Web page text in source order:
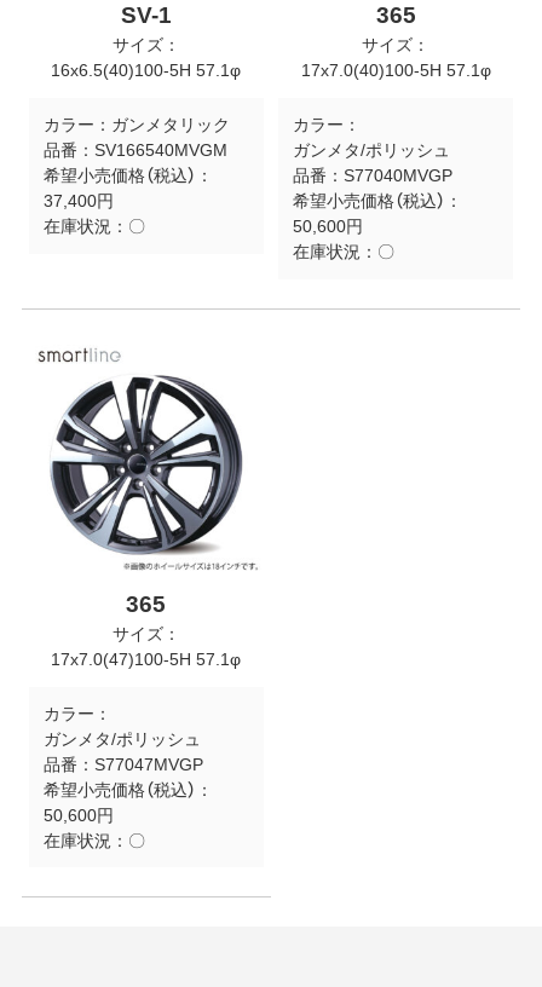
SV-1
サイズ：
16x6.5(40)100-5H 57.1φ
カラー： ガンメタリック
品番： SV166540MVGM
希望小売価格（税込）：
37,400円
在庫状況： 〇
365
サイズ：
17x7.0(40)100-5H 57.1φ
カラー：
ガンメタ/ポリッシュ
品番： S77040MVGP
希望小売価格（税込）：
50,600円
在庫状況： 〇
365
サイズ：
17x7.0(47)100-5H 57.1φ
カラー：
ガンメタ/ポリッシュ
品番： S77047MVGP
希望小売価格（税込）：
50,600円
在庫状況： 〇